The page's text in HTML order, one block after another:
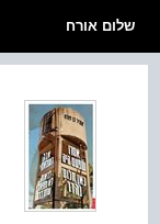
שלום אורח